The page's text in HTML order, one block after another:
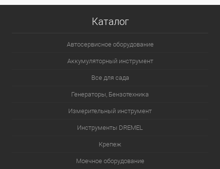
Каталог
Автосервисное оборудование
Аккумуляторный инструмент
Все для сада
Генераторы, Бензотехника
Измерительный инструмент
Инструменты DREMEL
Крепеж
Моечное оборудование